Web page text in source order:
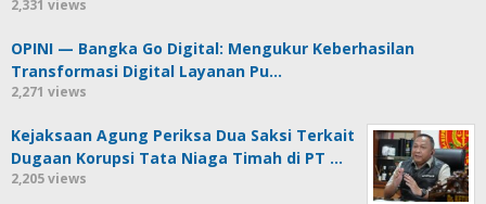
2,331 views
OPINI — Bangka Go Digital: Mengukur Keberhasilan
Transformasi Digital Layanan Pu…
2,271 views
Kejaksaan Agung Periksa Dua Saksi Terkait
Dugaan Korupsi Tata Niaga Timah di PT …
2,205 views